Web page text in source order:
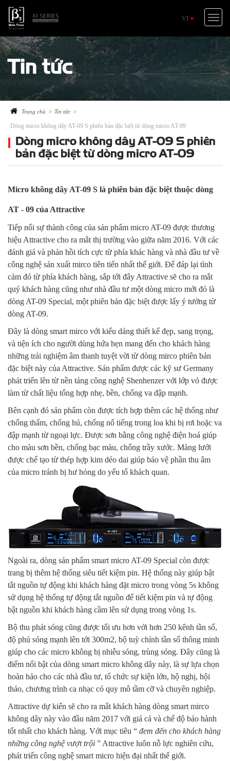
VI
Toggle
Tin tức
Trang chủ > Tin tức >
Dòng micro không dây AT-09 S phiên bản đặc biệt từ dòng micro AT-09
Dòng micro không dây AT-09 S phiên
bản đặc biệt từ dòng micro AT-09
Micro không dây AT-09 S là phiên bản đặc biệt thuộc dòng
AT - 09 của Attractive
Tiếp nối sự thành công của sản phẩm micro AT-09 được thương
hiệu Attractive cho ra mắt thị trường vào giữa năm 2016. Với các
đánh giá và phản hồi tích cực từ phía khác hàng và nhà đầu tư về
công nghệ sản xuất mirco tiên tiến nhất thế giới. Để đáp lại tình
cảm đó từ phía khách hàng, sắp tới đây Attractive sẽ cho ra mắt
quý khách hàng cũng như nhà đầu tư một dòng micro mới đó là
dòng AT-09 Special, một phiên bản đặc biệt được lấy ý tưởng từ
dòng AT-09.
Đây là dòng smart mirco với kiểu dáng thiết kế đẹp, sang trọng,
và tiện ích cho người dùng hứa hẹn mang đến cho khách hàng
những trải nghiệm âm thanh tuyệt vời từ dòng mirco phiên bản
đặc biệt này của Attractive. Sản phẩm được các kỹ sư Germany
phát triển lên từ nền tảng công nghệ Shenhenzer với lớp vỏ được
làm từ chất liệu tổng hợp nhẹ, bền, chống va đập mạnh.
Bên cạnh đó sản phẩm còn được tích hợp thêm các hệ thống như
chống thấm, chống hú, chống nổ tiếng trong loa khi bị rơi hoặc va
đập mạnh từ ngoại lực. Được sơn bằng công nghệ điện hoá giúp
cho màu sơn bền, chống bạc màu, chống trầy xước. Màng lưới
được chế tạo từ thép hợp kim dẻo dai giúp bảo vệ phần thu âm
của micro tránh bị hư hỏng do yếu tố khách quan.
Ngoài ra, dòng sản phẩm smart micro AT-09 Special còn được
trang bị thêm hệ thống siêu tiết kiệm pin. Hệ thống này giúp bật
tắt nguồn tự động khi khách hàng đặt micro trong vòng 5s không
sử dụng hệ thống tự động tắt nguồn để tiết kiệm pin và tự động
bật nguồn khi khách hàng cầm lên sử dụng trong vòng 1s.
Bộ thu phát sóng cũng được tối ưu hơn với hơn 250 kênh tần số,
độ phủ sóng mạnh lên tới 300m2, bộ tuỳ chỉnh tần số thông minh
giúp cho các micro không bị nhiễu sóng, trùng sóng. Đây cũng là
điểm nổi bật của dòng smart micro không dây này, là sự lựa chọn
hoàn hảo cho các nhà đầu tư, tổ chức sự kiện lớn, hộ nghị, hội
thảo, chương trình ca nhạc có quy mô tầm cỡ và chuyên nghiệp.
Attractive dự kiến sẽ cho ra mắt khách hàng dòng smart mirco
không dây này vào đầu năm 2017 với giá cả và chế độ bảo hành
tốt nhất cho khách hàng. Với mục tiêu “ đem đến cho khách hàng
những công nghệ vượt trội ” Attractive luôn nỗ lực nghiên cứu,
phát triển công nghệ smart micro hiện đại nhất thế giới.